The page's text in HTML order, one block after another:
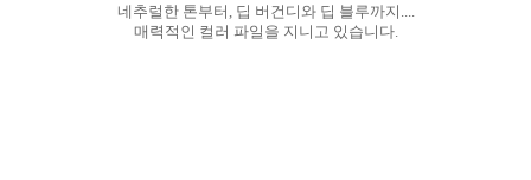
네추럴한 톤부터, 딥 버건디와 딥 블루까지....
매력적인 컬러 파일을 지니고 있습니다.